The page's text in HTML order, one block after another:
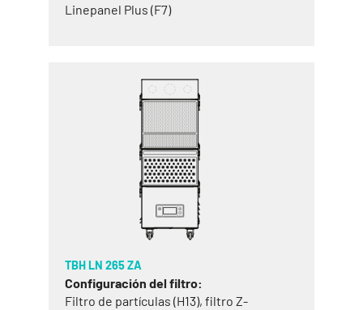
Linepanel Plus (F7)
TBH LN 265 ZA
Configuración del filtro:
Filtro de partículas (H13), filtro Z-